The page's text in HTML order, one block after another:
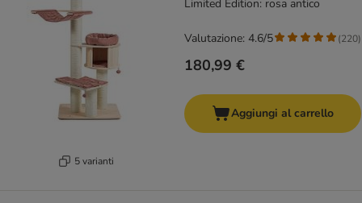
5 varianti
Limited Edition: rosa antico
180,99 €
Valutazione: 4.6/5 (220)
Aggiungi al carrello